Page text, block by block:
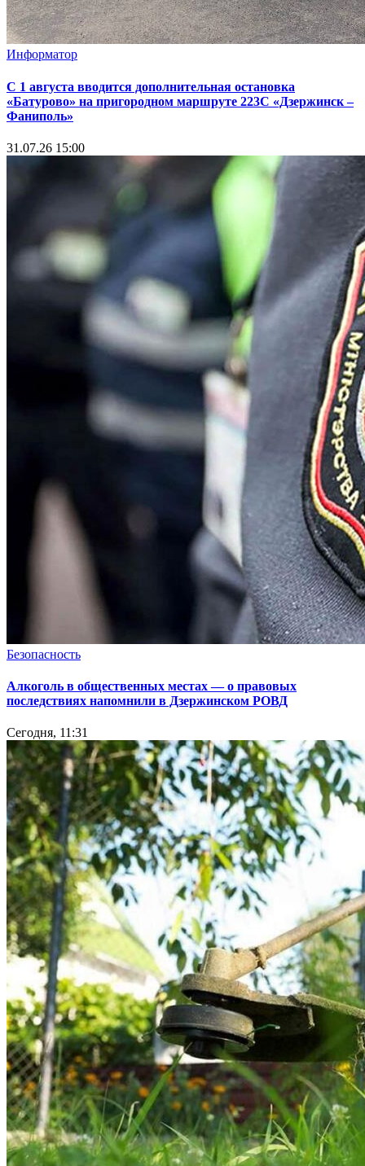
Информатор
С 1 августа вводится дополнительная остановка
«Батурово» на пригородном маршруте 223С «Дзержинск –
Фаниполь»
31.07.26 15:00
Безопасность
Алкоголь в общественных местах — о правовых
последствиях напомнили в Дзержинском РОВД
Сегодня, 11:31